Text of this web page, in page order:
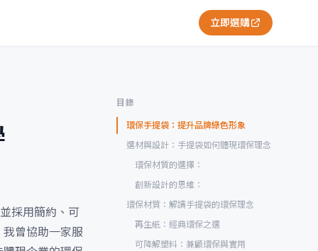
立即選購
採用簡約、可
曾協助一家服
目錄
環保手提袋：提升品牌綠色形象
選材與設計：手提袋如何體現環保理念
環保材質的選擇：
創新設計的思維：
環保材質：解讀手提袋的環保理念
再生紙：經典環保之選
可降解塑料：兼顧環保與實用